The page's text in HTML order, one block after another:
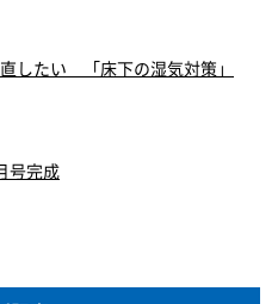
したい 「床下の湿気対策」
号完成